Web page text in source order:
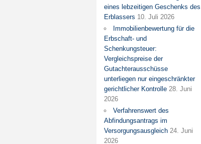
eines lebzeitigen Geschenks des
Erblassers 10. Juli 2026
Immobilienbewertung für die
Erbschaft- und
Schenkungsteuer:
Vergleichspreise der
Gutachterausschüsse
unterliegen nur eingeschränkter
gerichtlicher Kontrolle 28. Juni
2026
Verfahrenswert des
Abfindungsantrags im
Versorgungsausgleich 24. Juni
2026